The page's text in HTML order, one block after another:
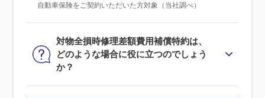
自動車保険をご契約いただいた方対象（当社調べ）
対物全損時修理差額費用補償特約は、
どのような場合に役に立つのでしょう
か？